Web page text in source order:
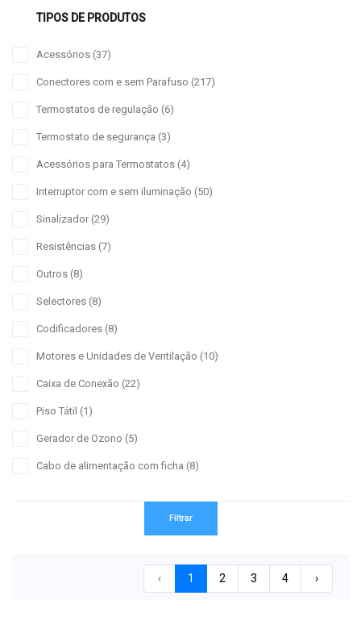
TIPOS DE PRODUTOS
Acessórios (37)
Conectores com e sem Parafuso (217)
Termostatos de regulação (6)
Termostato de segurança (3)
Acessórios para Termostatos (4)
Interruptor com e sem iluminação (50)
Sinalizador (29)
Resistências (7)
Outros (8)
Selectores (8)
Codificadores (8)
Motores e Unidades de Ventilação (10)
Caixa de Conexão (22)
Piso Tátil (1)
Gerador de Ozono (5)
Cabo de alimentação com ficha (8)
Filtrar
‹ 1 2 3 4 ›